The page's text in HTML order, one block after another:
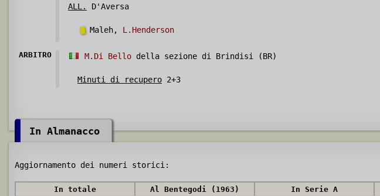
ALL.
D'Aversa
Maleh, L.Henderson
ARBITRO M.Di Bello della sezione di Brindisi (BR)
Minuti di recupero 2+3
In Almanacco
Aggiornamento dei numeri storici:
In totale Al Bentegodi (1963) In Serie A